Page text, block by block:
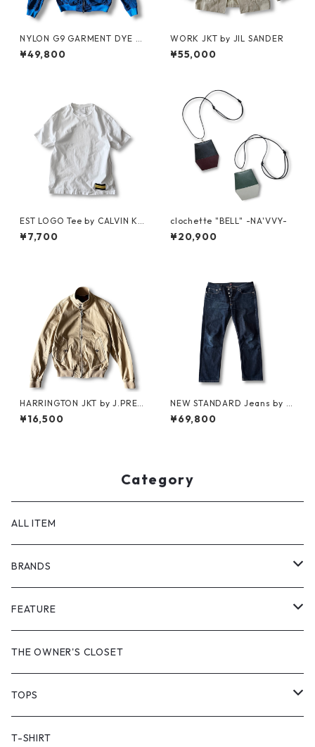
NYLON G9 GARMENT DYE b
y BARACUTA
¥49,800
WORK JKT by JIL SANDER
¥55,000
EST LOGO Tee by CALVIN KL
EIN JEANS ESTABLISHED.1978
¥7,700
clochette "BELL" -NA'VVY-
¥20,900
HARRINGTON JKT by J.PRES
S
¥16,500
NEW STANDARD Jeans by A.
P.C. x Supreme
¥69,800
Category
ALL ITEM
BRANDS
GHOST ALMOSTBLACK
PRODUCT TWELVE
BAICYCLON
Little Yarmouth
FEATURE
NEW VINTAGE
Supreme
Stussy
VINTAGE OUTDOOR
ARC'TERYX
RTW VINTAGE
THE OWNER'S CLOSET
TOPS
JACKET
T-SHIRT